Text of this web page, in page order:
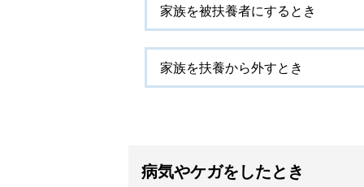
家族を被扶養者にするとき
家族を扶養から外すとき
病気やケガをしたとき